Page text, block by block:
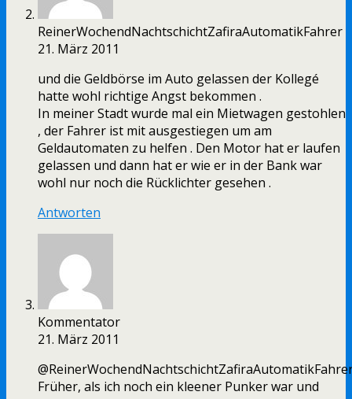
ReinerWochendNachtschichtZafiraAutomatikFahrer
21. März 2011
und die Geldbörse im Auto gelassen der Kollegé
hatte wohl richtige Angst bekommen .
In meiner Stadt wurde mal ein Mietwagen gestohlen
, der Fahrer ist mit ausgestiegen um am
Geldautomaten zu helfen . Den Motor hat er laufen
gelassen und dann hat er wie er in der Bank war
wohl nur noch die Rücklichter gesehen .
Antworten
Kommentator
21. März 2011
Früher, als ich noch ein kleener Punker war und